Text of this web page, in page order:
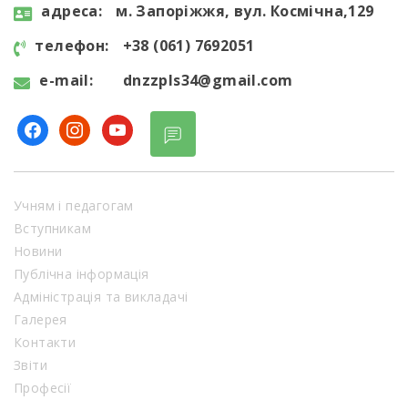
aдресa:
м. Запоріжжя, вул. Космічна,129
телефон:
+38 (061) 7692051
e-mail:
dnzzpls34@gmail.com
facebookinstagram
youtube
Учням і педагогам
Вступникам
Новини
Публічна інформація
Адміністрація та викладачі
Галерея
Контакти
Звіти
Професії